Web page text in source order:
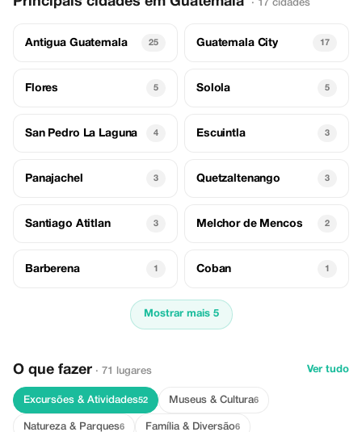
· 17 cidades
Antigua Guatemala 25 Guatemala City 17
Flores 5 Solola 5
San Pedro La Laguna 4 Escuintla 3
Panajachel 3 Quetzaltenango 3
Santiago Atitlan 3 Melchor de Mencos 2
Barberena 1 Coban 1
Mostrar mais 5
O que fazer · 71 lugares Ver tudo
Excursões & Atividades52 Museus & Cultura6
Natureza & Parques6 Família & Diversão6